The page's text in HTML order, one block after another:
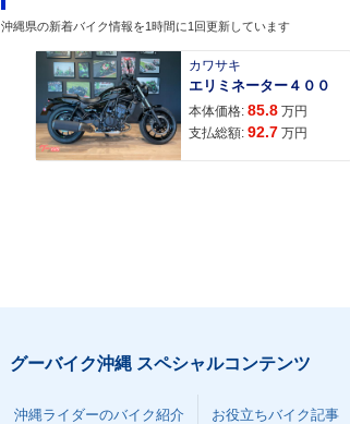
沖縄県の新着バイク情報を1時間に1回更新しています
カワサキ
エリミネーター４００
本体価格: 85.8 万円
支払総額: 92.7 万円
グーバイク沖縄 スペシャルコンテンツ
沖縄ライダーのバイク紹介 お役立ちバイク記事